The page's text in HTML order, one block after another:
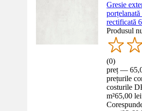
Gresie
rectificată
Produsul
(0)
preț —
prețurile
costurile
m²65,00 lei